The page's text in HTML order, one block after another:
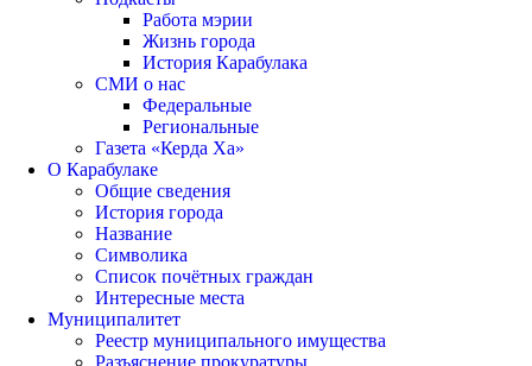
Работа мэрии
Жизнь города
История Карабулака
СМИ о нас
Федеральные
Региональные
Газета «Керда Ха»
О Карабулаке
Общие сведения
История города
Название
Символика
Список почётных граждан
Интересные места
Муниципалитет
Реестр муниципального имущества
Разъяснение прокуратуры